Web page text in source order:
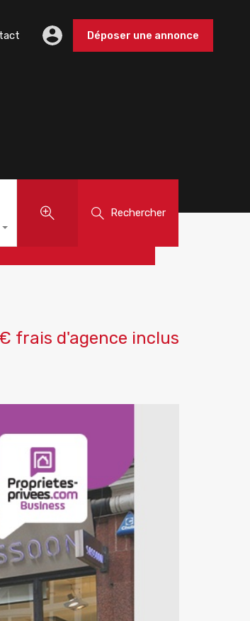
Déposer une annonce
Rechercher
frais d'agence inclus